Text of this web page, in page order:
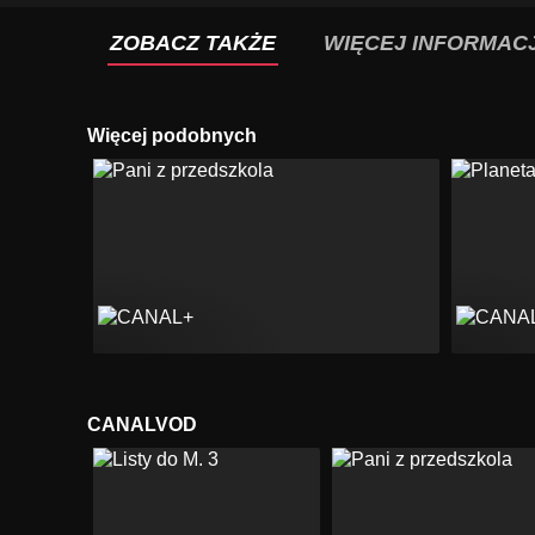
ZOBACZ TAKŻE WIĘCEJ
Więcej podobnych
CANALVOD